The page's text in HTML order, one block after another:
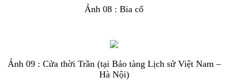
Ảnh 08 : Bia cổ
Ảnh 09 : Cửa thời Trần (tại Bảo tàng Lịch sử Việt Nam –
Hà Nội)